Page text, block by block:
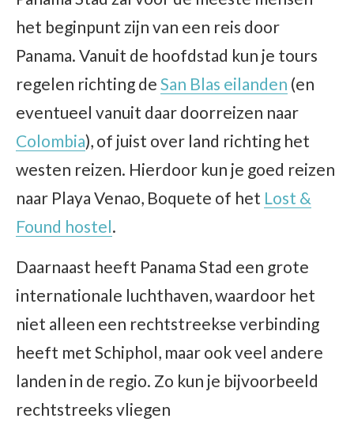
het beginpunt zijn van een reis door
Panama. Vanuit de hoofdstad kun je tours
regelen richting de San Blas eilanden (en
eventueel vanuit daar doorreizen naar
Colombia), of juist over land richting het
westen reizen. Hierdoor kun je goed reizen
naar Playa Venao, Boquete of het Lost &
Found hostel.
Daarnaast heeft Panama Stad een grote
internationale luchthaven, waardoor het
niet alleen een rechtstreekse verbinding
heeft met Schiphol, maar ook veel andere
landen in de regio. Zo kun je bijvoorbeeld
rechtstreeks vliegen